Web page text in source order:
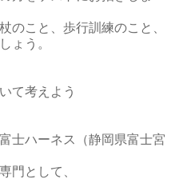
のこと、歩行訓練のこと、
ょう。
て考えよう
士ハーネス（静岡県富士宮
門として、